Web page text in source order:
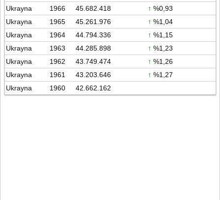
Ukrayna
1966 45.682.418 ↑ %0,93
Ukrayna
1965 45.261.976 ↑ %1,04
Ukrayna
1964 44.794.336 ↑ %1,15
Ukrayna
1963 44.285.898 ↑ %1,23
Ukrayna
1962 43.749.474 ↑ %1,26
Ukrayna
1961 43.203.646 ↑ %1,27
Ukrayna
1960 42.662.162